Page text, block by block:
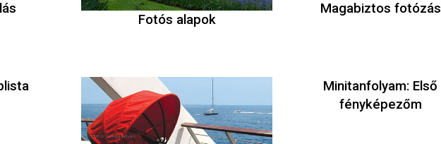
Fotós alapok
Magabiztos fotózás
Minitanfolyam: Első
fényképezőm